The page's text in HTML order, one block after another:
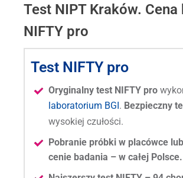
Test NIPT Kraków. Cena
NIFTY pro
Test NIFTY pro
Oryginalny test NIFTY pro
laboratorium BGI. Bezpieczny
wysokiej czułości.
Pobranie próbki w placówce
cenie badania – w całej Polsce.